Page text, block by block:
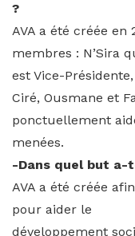
?
AVA a été créée
membres : N’Sira
est Vice-
Ciré, Ousmane et
ponctuellement
menées.
-Dans quel but a-
AVA a été créée
pour aider le
développement